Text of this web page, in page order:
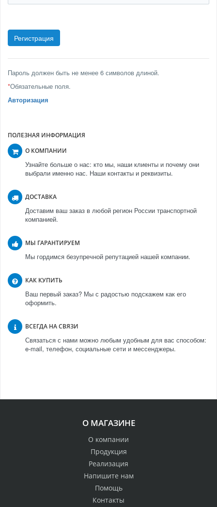
Пароль должен быть не менее 6 символов длиной.
*Обязательные поля.
Авторизация
ПОЛЕЗНАЯ ИНФОРМАЦИЯ
О КОМПАНИИ
Узнайте больше о нас: кто мы, наши клиенты и почему они
выбрали именно нас. Наши контакты и реквизиты.
ДОСТАВКА
Доставим ваш заказ в любой регион России транспортной
компанией.
МЫ ГАРАНТИРУЕМ
Мы гордимся безупречной репутацией нашей компании.
КАК КУПИТЬ
Ваш первый заказ? Мы с радостью подскажем как его
оформить.
ВСЕГДА НА СВЯЗИ
Связаться с нами можно любым удобным для вас способом:
e-mail, телефон, социальные сети и мессенджеры.
О МАГАЗИНЕ
О компании
Продукция
Реализация
Напишите нам
Помощь
Контакты